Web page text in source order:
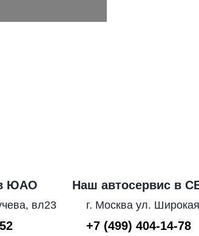
ЮАО
вл23
Наш автосервис в
г. Москва ул.
+7 (499) 404-14-78